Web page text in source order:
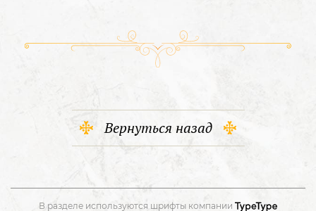
Вернуться назад
В разделе используются шрифты компании